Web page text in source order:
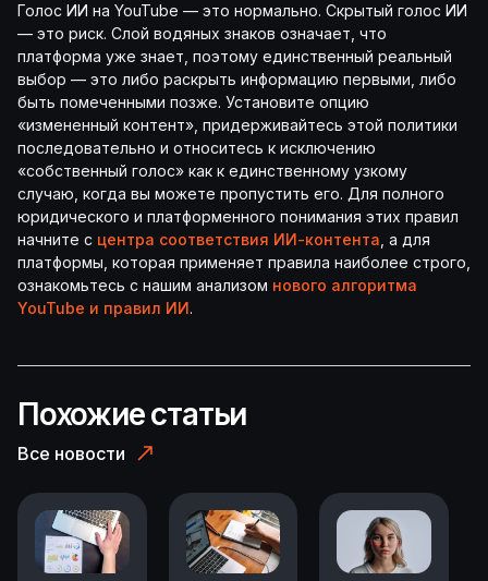
Голос ИИ на YouTube — это нормально. Скрытый голос ИИ
— это риск. Слой водяных знаков означает, что
платформа уже знает, поэтому единственный реальный
выбор — это либо раскрыть информацию первыми, либо
быть помеченными позже. Установите опцию
«измененный контент», придерживайтесь этой политики
последовательно и относитесь к исключению
«собственный голос» как к единственному узкому
случаю, когда вы можете пропустить его. Для полного
юридического и платформенного понимания этих правил
начните с центра соответствия ИИ-контента , а для
платформы, которая применяет правила наиболее строго,
ознакомьтесь с нашим анализом нового алгоритма
YouTube и правил ИИ.
Похожие статьи
Все новости